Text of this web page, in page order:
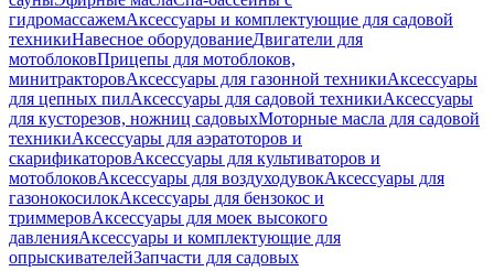
гидромассажемАксессуары и комплектующие для садовой
техникиНавесное оборудованиеДвигатели для
мотоблоковПрицепы для мотоблоков,
минитракторовАксессуары для газонной техникиАксессуары
для цепных пилАксессуары для садовой техникиАксессуары
для кусторезов, ножниц садовыхМоторные масла для садовой
техникиАксессуары для аэратоторов и
скарификаторовАксессуары для культиваторов и
мотоблоковАксессуары для воздуходувокАксессуары для
газонокосилокАксессуары для бензокос и
триммеровАксессуары для моек высокого
давленияАксессуары и комплектующие для
опрыскивателейЗапчасти для садовых